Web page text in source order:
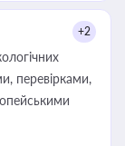
+2
перевірками,